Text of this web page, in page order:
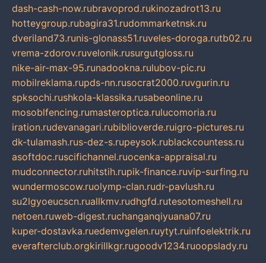
dash-cash-now.rubravoprod.rukinozadrot13.ru
hotteygroup.rubagira31.rudommarketnsk.ru
dveriland73.runis-glonass51.ruveles-doroga.rutb02.ru
vrema-zdorov.ruvelonik.rusurgutgloss.ru
nike-air-max-95.runadookna.rulubov-pic.ru
mobilreklama.rupds-nn.rusocrat2000.ruvgurin.ru
spksochi.rushkola-klassika.rusabeonline.ru
mosoblfencing.rumasteroptica.rulucomoria.ru
iration.rudevanagari.rubiblioverde.ruigro-pictures.ru
dk-tulamash.rus-dez-s.rupeysok.rublackcountess.ru
asoftdoc.ruscifichannel.ruocenka-appraisal.ru
mudconnector.ruhitstih.rupik-finance.ruvip-surfing.ru
wundermoscow.ruolymp-clan.rudr-pavlush.ru
su2lgyoeucscn.ruallkmv.rudhgfd.rutesotomeshell.ru
netoen.ruweb-digest.ruchanganqiyuana07.ru
kuper-dostavka.ruedemvgelen.ruytyt.ruinfoelektrik.ru
everafterclub.orgkirillkgr.rugoodv1234.ruoopslady.ru